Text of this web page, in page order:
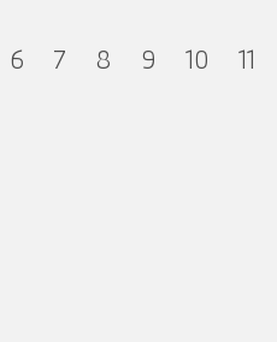
6 7 8 9 10 11